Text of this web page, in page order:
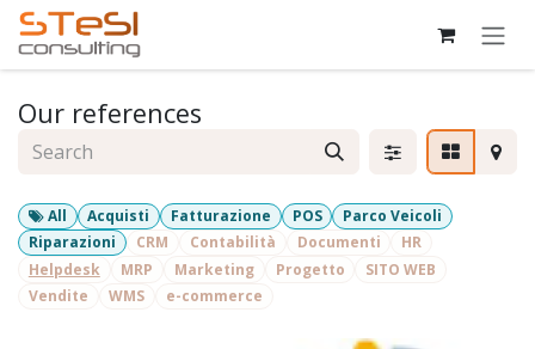
Skip to Content
Our references
All Acquisti Fatturazione POS
Parco Veicoli
Riparazioni
CRM Contabilità Documenti
HR
Helpdesk
MRP Marketing Progetto
SITO WEB
Vendite
WMS e-commerce